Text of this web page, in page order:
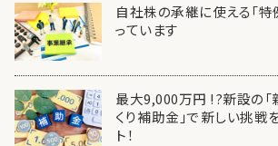
自社株の承継に使える「
っています
最大9,000万円 !?新設の「
くり補助金」で新しい挑戦
ト！